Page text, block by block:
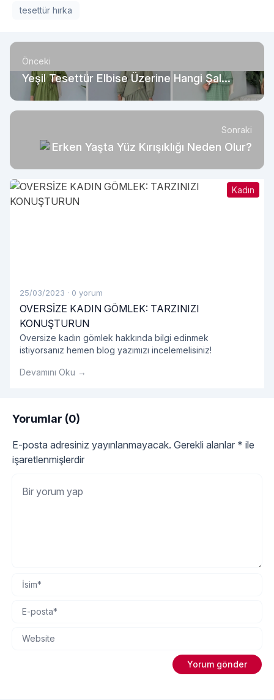
tesettür hırka
Önceki
Yeşil Tesettür Elbise Üzerine Hangi Şal
Modelleri Yakışır?
Sonraki
Erken Yaşta Yüz Kırışıklığı Neden Olur?
Kadın
25/03/2023 · 0 yorum
OVERSİZE KADIN GÖMLEK: TARZINIZI
KONUŞTURUN
Oversize kadın gömlek hakkında bilgi edinmek
istiyorsanız hemen blog yazımızı incelemelisiniz!
Devamını Oku →
Yorumlar (0)
E-posta adresiniz yayınlanmayacak. Gerekli alanlar * ile
işaretlenmişlerdir